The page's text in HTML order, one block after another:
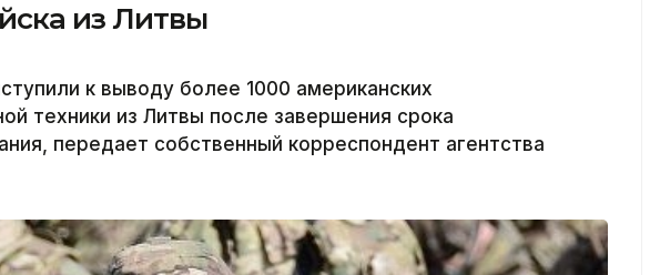
из Литвы
к выводу более 1000 американских
техники из Литвы после завершения срока
передает собственный корреспондент агентства